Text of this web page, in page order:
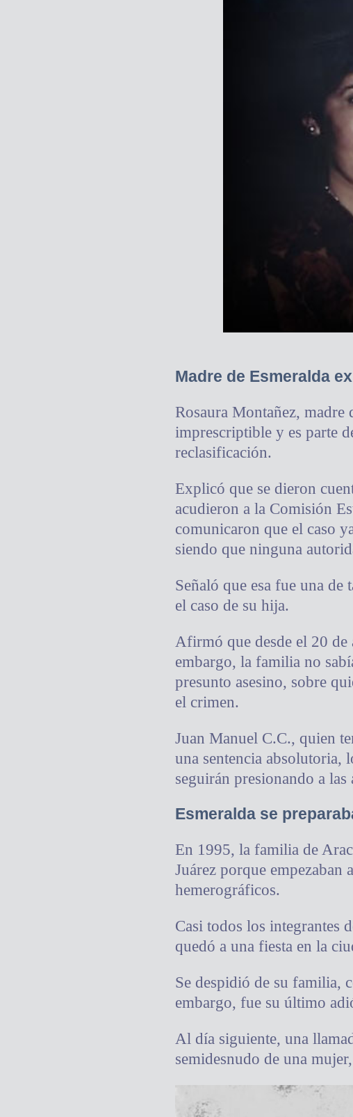
Madre de Esmeralda
Rosaura Montañez,
imprescriptible y es parte
reclasificación.
Explicó que se dieron
acudieron a la Comisión
comunicaron que el caso
siendo que ninguna
Señaló que esa fue una de
el caso de su hija.
Afirmó que desde el 20 de
embargo, la familia no
presunto asesino, sobre
el crimen.
Juan Manuel C.C., quien
una sentencia absolutoria,
seguirán presionando a
Esmeralda se
En 1995, la familia de
Juárez porque empezaban
hemerográficos.
Casi todos los integrantes
quedó a una fiesta en la
Se despidió de su familia,
embargo, fue su último
Al día siguiente, una
semidesnudo de una